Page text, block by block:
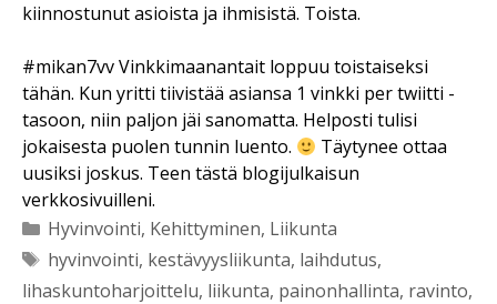
kiinnostunut asioista ja ihmisistä. Toista.
#mikan7vv Vinkkimaanantait loppuu toistaiseksi
tähän. Kun yritti tiivistää asiansa 1 vinkki per twiitti -
tasoon, niin paljon jäi sanomatta. Helposti tulisi
jokaisesta puolen tunnin luento.
Täytynee ottaa
uusiksi joskus. Teen tästä blogijulkaisun
verkkosivuilleni.
Kategoriat
Hyvinvointi, Kehittyminen, Liikunta
Avainsanat
hyvinvointi, kestävyysliikunta, laihdutus,
lihaskuntoharjoittelu, liikunta, painonhallinta, ravinto,